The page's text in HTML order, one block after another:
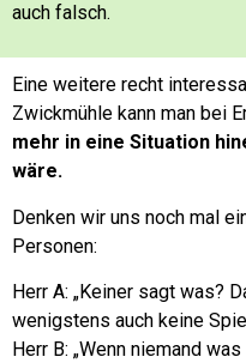
auch falsch.
Eine weitere recht
Zwickmühle kann man bei
mehr in eine Situation
wäre.
Denken wir uns noch mal
Personen:
Herr A: „Keiner sagt was?
wenigstens auch keine
Herr B: „Wenn niemand